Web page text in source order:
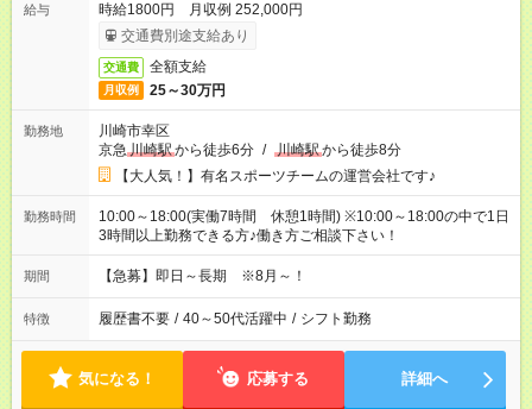
給与
時給1800円 月収例 252,000円
交通費別途支給あり
交通費 全額支給
月収例 25～30万円
勤務地
川崎市幸区
京急 川崎駅から徒歩6分 / 川崎駅から徒歩8分
【大人気！】有名スポーツチームの運営会社です♪
勤務時間
10:00～18:00(実働7時間 休憩1時間) ※10:00～18:00の中で1日
3時間以上勤務できる方♪働き方ご相談下さい！
期間 【急募】即日～長期 ※8月～！
特徴 履歴書不要 / 40～50代活躍中 / シフト勤務
気になる！ 応募する 詳細へ